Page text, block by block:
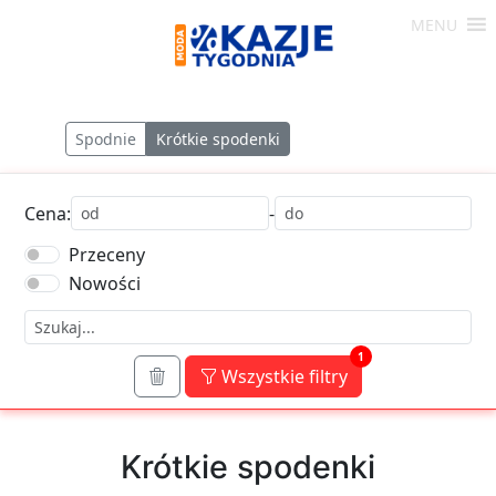
Moda
Tygodnia
MENU
Spodnie Krótkie spodenki
Cena:
-
Przeceny
Nowości
1
Wszystkie filtry
Krótkie spodenki